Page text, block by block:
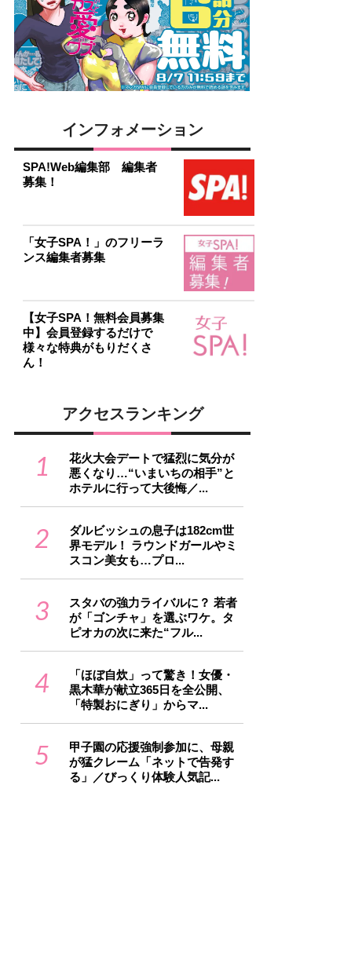
インフォメーション
SPA!Web編集部 編集者
募集！
「女子SPA！」のフリーラ
ンス編集者募集
【女子SPA！無料会員募集
中】会員登録するだけで
様々な特典がもりだくさ
ん！
アクセスランキング
1
花火大会デートで猛烈に気分が
悪くなり…“いまいちの相手”と
ホテルに行って大後悔／...
2
ダルビッシュの息子は182cm世
界モデル！ ラウンドガールやミ
スコン美女も…プロ...
3
スタバの強力ライバルに？ 若者
が「ゴンチャ」を選ぶワケ。タ
ピオカの次に来た“フル...
4
「ほぼ自炊」って驚き！女優・
黒木華が献立365日を全公開、
「特製おにぎり」からマ...
5
甲子園の応援強制参加に、母親
が猛クレーム「ネットで告発す
る」／びっくり体験人気記...